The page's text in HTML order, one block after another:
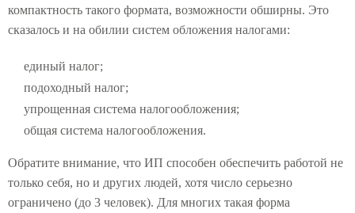
компактность такого формата, возможности обширны. Это
сказалось и на обилии систем обложения налогами:
единый налог;
подоходный налог;
упрощенная система налогообложения;
общая система налогообложения.
Обратите внимание, что ИП способен обеспечить работой не
только себя, но и других людей, хотя число серьезно
ограничено (до 3 человек). Для многих такая форма